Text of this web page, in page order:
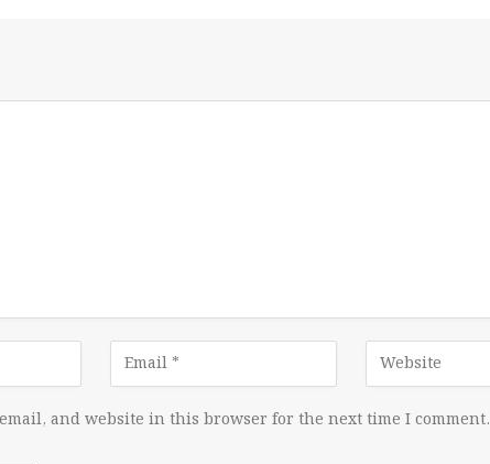
and website in this browser for the next time I comment.